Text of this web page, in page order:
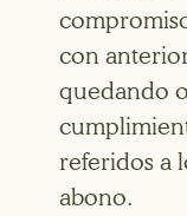
con
quedando
referidos a
abono.